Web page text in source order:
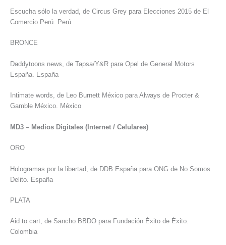
Escucha sólo la verdad, de Circus Grey para Elecciones 2015 de El
Comercio Perú. Perú
BRONCE
Daddytoons news, de Tapsa/Y&R para Opel de General Motors
España. España
Intimate words, de Leo Burnett México para Always de Procter &
Gamble México. México
MD3 – Medios Digitales (Internet / Celulares)
ORO
Hologramas por la libertad, de DDB España para ONG de No Somos
Delito. España
PLATA
Aid to cart, de Sancho BBDO para Fundación Éxito de Éxito.
Colombia